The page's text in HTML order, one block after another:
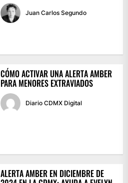
Juan Carlos Segundo
CÓMO ACTIVAR UNA ALERTA AMBER
PARA MENORES EXTRAVIADOS
Diario CDMX Digital
ALERTA AMBER EN DICIEMBRE DE